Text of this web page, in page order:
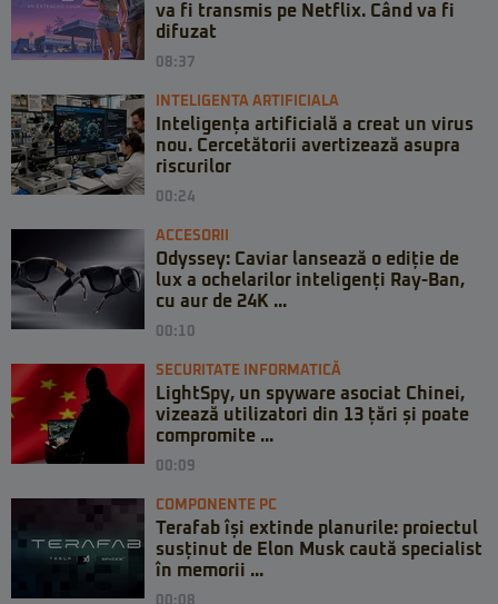
va fi transmis pe Netflix. Când va fi
difuzat
08:37
INTELIGENTA ARTIFICIALA
Inteligența artificială a creat un virus
nou. Cercetătorii avertizează asupra
riscurilor
00:24
ACCESORII
Odyssey: Caviar lansează o ediție de
lux a ochelarilor inteligenți Ray-Ban,
cu aur de 24K ...
00:10
SECURITATE INFORMATICĂ
LightSpy, un spyware asociat Chinei,
vizează utilizatori din 13 țări și poate
compromite ...
00:09
COMPONENTE PC
Terafab își extinde planurile: proiectul
susținut de Elon Musk caută specialist
în memorii ...
00:08